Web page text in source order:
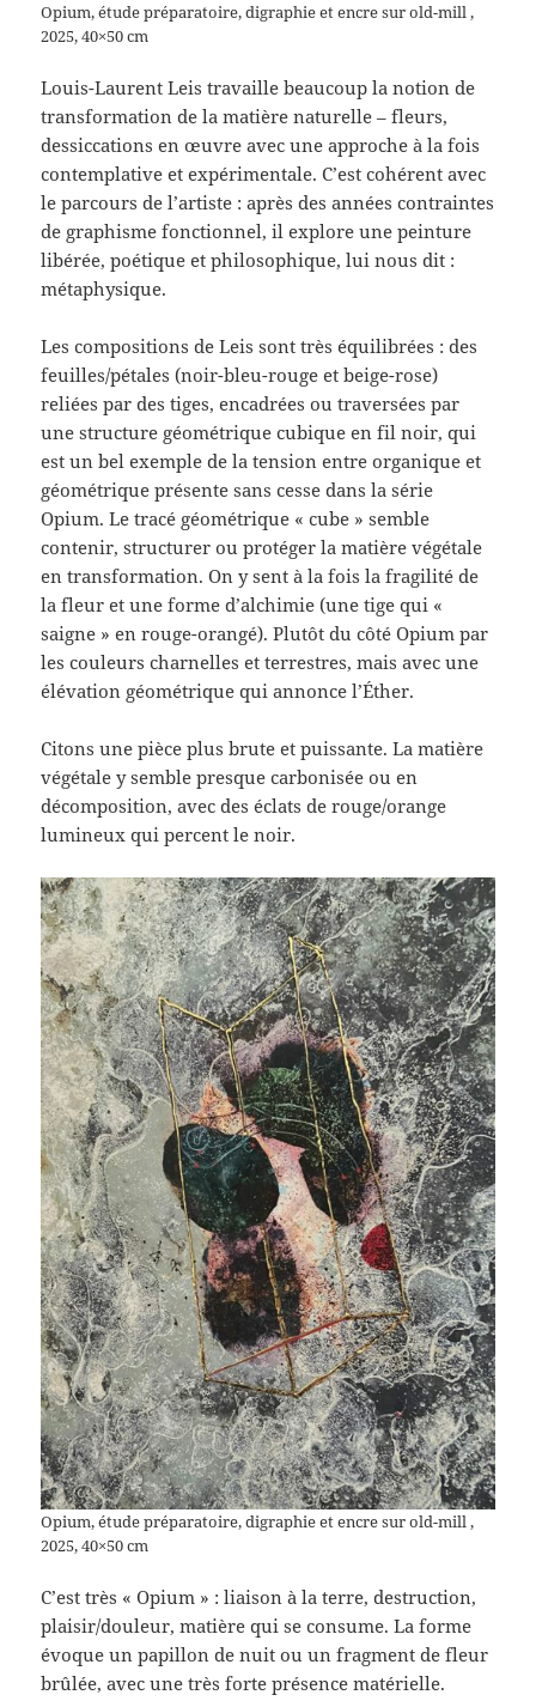
Opium, étude préparatoire, digraphie et encre sur old-mill ,
2025, 40×50 cm
Louis-Laurent Leis travaille beaucoup la notion de
transformation de la matière naturelle – fleurs,
dessiccations en œuvre avec une approche à la fois
contemplative et expérimentale. C’est cohérent avec
le parcours de l’artiste : après des années contraintes
de graphisme fonctionnel, il explore une peinture
libérée, poétique et philosophique, lui nous dit :
métaphysique.
Les compositions de Leis sont très équilibrées : des
feuilles/pétales (noir-bleu-rouge et beige-rose)
reliées par des tiges, encadrées ou traversées par
une structure géométrique cubique en fil noir, qui
est un bel exemple de la tension entre organique et
géométrique présente sans cesse dans la série
Opium. Le tracé géométrique « cube » semble
contenir, structurer ou protéger la matière végétale
en transformation. On y sent à la fois la fragilité de
la fleur et une forme d’alchimie (une tige qui «
saigne » en rouge-orangé). Plutôt du côté Opium par
les couleurs charnelles et terrestres, mais avec une
élévation géométrique qui annonce l’Éther.
Citons une pièce plus brute et puissante. La matière
végétale y semble presque carbonisée ou en
décomposition, avec des éclats de rouge/orange
lumineux qui percent le noir.
Opium, étude préparatoire, digraphie et encre sur old-mill ,
2025, 40×50 cm
C’est très « Opium » : liaison à la terre, destruction,
plaisir/douleur, matière qui se consume. La forme
évoque un papillon de nuit ou un fragment de fleur
brûlée, avec une très forte présence matérielle.